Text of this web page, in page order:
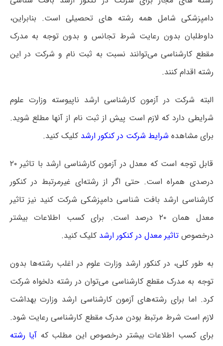
دامپزشکی شامل همه رشته های تحصیلی است‌. بنابراین،
داوطلبان بدون رعایت شرط تجانس و بدون توجه به مدرک
مقطع کارشناسی می‌توانند نسبت به ثبت نام و شرکت در این
رشته اقدام کنند.
البته شرکت در آزمون کارشناسی ارشد ناپیوسته وزارت علوم
شرایطی دارد که لازم است پیش از ثبت نام از آنها مطلع شوید.
برای مشاهده شرایط شرکت در کنکور ارشد کلیک کنید.
قابل توجه است که معدل در آزمون کارشناسی ارشد با تاثیر ۲۰
درصدی همراه است. حتی اگر از رشته‌ای غیرمرتبط در کنکور
کارشناسی ارشد بافت‌ شناسی دامپزشکی شرکت کنید نیز تاثیر
معدل همان ۲۰ درصد است. برای کسب اطلاعات بیشتر
درخصوصتاثیر معدل در کنکور ارشد کلیک کنید.
به طور کلی، در کنکور ارشد وزارت علوم در اغلب رشته‌ها بدون
توجه به مدرک مقطع کارشناسی می‌توان در رشته دلخواه شرکت
کرد. اما برای رشته‌های آزمون کارشناسی ارشد وزارت بهداشت
لازم است شرط مرتبط بودن مدرک مقطع کارشناسی رعایت شود.
برای کسب اطلاعات بیشتر درخصوص این مطلب که آیا رشته